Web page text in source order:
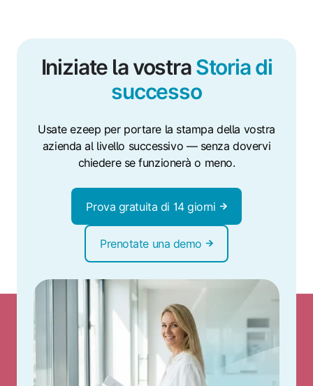
Iniziate la vostraStoria di
successo
Usate ezeep per portare la stampa della vostra
azienda al livello successivo — senza dovervi
chiedere se funzionerà o meno.
Prova gratuita di 14 giorni
Prenotate una demo